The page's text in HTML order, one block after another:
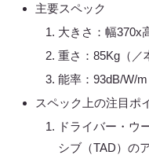
主要スペック
大きさ：幅370x
重さ：85Kg（／
能率：93dB/W/m
スペック上の注目ポ
ドライバー・ウ
シブ（TAD）の